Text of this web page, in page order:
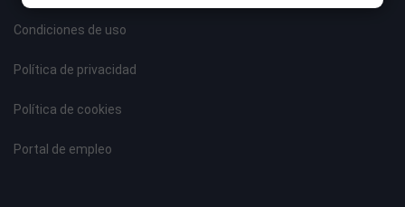
Condiciones de uso
Política de privacidad
Política de cookies
Portal de empleo